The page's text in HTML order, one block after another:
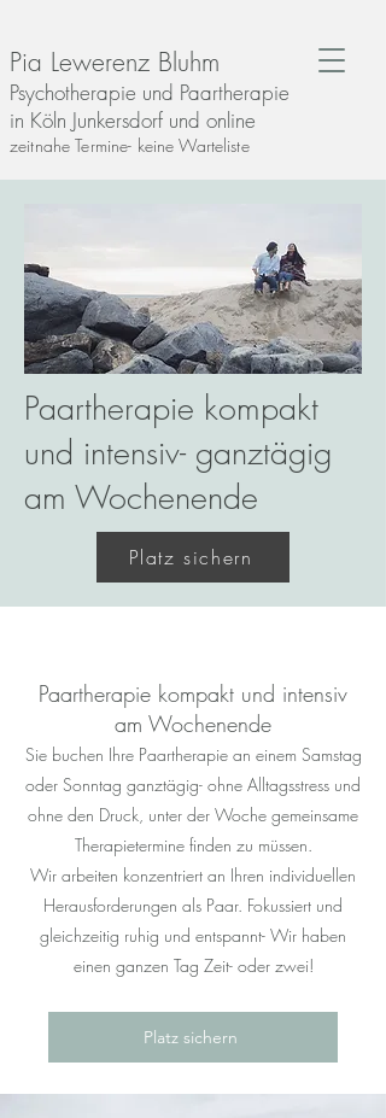
Pia Lewerenz Bluhm
Psychotherapie und Paartherapie
in Köln Junkersdorf und online
zeitnahe Termine- keine Warteliste
Paartherapie kompakt
und intensiv- ganztägig
am Wochenende
Platz sichern
Paartherapie kompakt und intensiv
am Wochenende
Sie buchen Ihre Paartherapie an einem Samstag
oder Sonntag ganztägig- ohne Alltagsstress und
ohne den Druck, unter der Woche gemeinsame
Therapietermine finden zu müssen.
Wir arbeiten konzentriert an Ihren individuellen
Herausforderungen als Paar. Fokussiert und
gleichzeitig ruhig und entspannt- Wir haben
einen ganzen Tag Zeit- oder zwei!
Platz sichern